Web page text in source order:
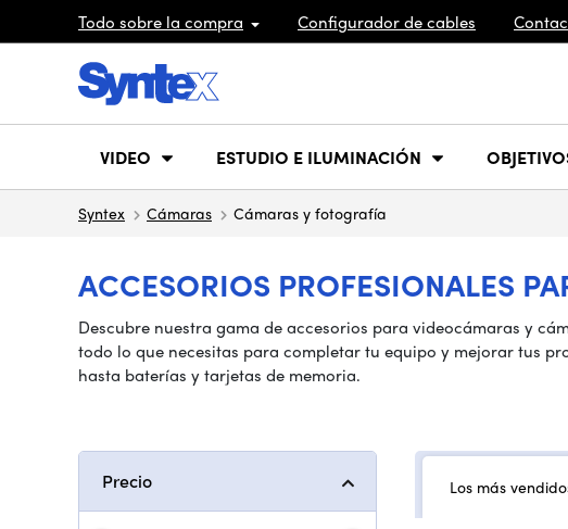
Todo sobre la compra Configurador de cables
VIDEO ESTUDIO E ILUMINACIÓN
Syntex Cámaras Cámaras y fotografía
ACCESORIOS PROFESIONALES
Descubre nuestra gama de accesorios para videocámaras y
todo lo que necesitas para completar tu equipo y mejorar tus
hasta baterías y tarjetas de memoria.
Precio Los más